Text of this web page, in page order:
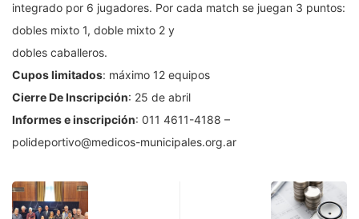
integrado por 6 jugadores. Por cada match se juegan 3 puntos:
dobles mixto 1, doble mixto 2 y
dobles caballeros.
Cupos limitados: máximo 12 equipos
Cierre De Inscripción: 25 de abril
Informes e inscripción: 011 4611-4188 –
polideportivo@medicos-municipales.org.ar